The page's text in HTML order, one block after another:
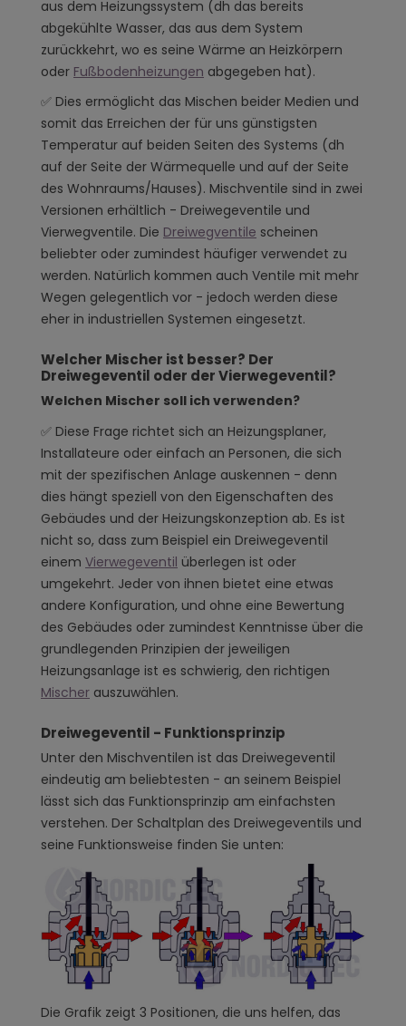
aus dem Heizungssystem (dh das bereits
abgekühlte Wasser, das aus dem System
zurückkehrt, wo es seine Wärme an Heizkörpern
oder Fußbodenheizungen abgegeben hat).
✅ Dies ermöglicht das Mischen beider Medien und
somit das Erreichen der für uns günstigsten
Temperatur auf beiden Seiten des Systems (dh
auf der Seite der Wärmequelle und auf der Seite
des Wohnraums/Hauses). Mischventile sind in zwei
Versionen erhältlich - Dreiwegeventile und
Vierwegventile. Die Dreiwegventile scheinen
beliebter oder zumindest häufiger verwendet zu
werden. Natürlich kommen auch Ventile mit mehr
Wegen gelegentlich vor - jedoch werden diese
eher in industriellen Systemen eingesetzt.
Welcher Mischer ist besser? Der
Dreiwegeventil oder der Vierwegeventil?
Welchen Mischer soll ich verwenden?
✅ Diese Frage richtet sich an Heizungsplaner,
Installateure oder einfach an Personen, die sich
mit der spezifischen Anlage auskennen - denn
dies hängt speziell von den Eigenschaften des
Gebäudes und der Heizungskonzeption ab. Es ist
nicht so, dass zum Beispiel ein Dreiwegeventil
einem Vierwegeventil überlegen ist oder
umgekehrt. Jeder von ihnen bietet eine etwas
andere Konfiguration, und ohne eine Bewertung
des Gebäudes oder zumindest Kenntnisse über die
grundlegenden Prinzipien der jeweiligen
Heizungsanlage ist es schwierig, den richtigen
Mischer auszuwählen.
Dreiwegeventil - Funktionsprinzip
Unter den Mischventilen ist das Dreiwegeventil
eindeutig am beliebtesten - an seinem Beispiel
lässt sich das Funktionsprinzip am einfachsten
verstehen. Der Schaltplan des Dreiwegeventils und
seine Funktionsweise finden Sie unten:
Die Grafik zeigt 3 Positionen, die uns helfen, das